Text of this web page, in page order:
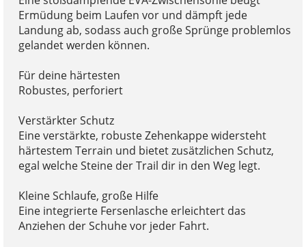
Ermüdung beim Laufen vor und dämpft jede
Landung ab, sodass auch große Sprünge problemlos
gelandet werden können.
Für deine härtesten
Robustes, perforiert
Verstärkter Schutz
Eine verstärkte, robuste Zehenkappe widersteht
härtestem Terrain und bietet zusätzlichen Schutz,
egal welche Steine der Trail dir in den Weg legt.
Kleine Schlaufe, große Hilfe
Eine integrierte Fersenlasche erleichtert das
Anziehen der Schuhe vor jeder Fahrt.